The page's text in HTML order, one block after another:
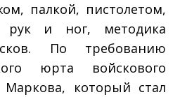
палкой, пистолетом,
рук и ног, методика
По требованию
юрта войскового
который стал